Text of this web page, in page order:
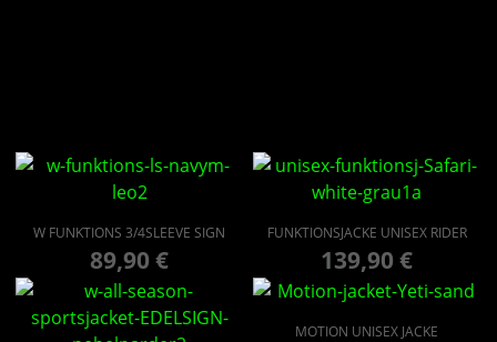
W FUNKTIONS 3/4SLEEVE SIGN
89,90€
FUNKTIONSJACKE UNISEX RIDER
139,90€
MOTION UNISEX JACKE